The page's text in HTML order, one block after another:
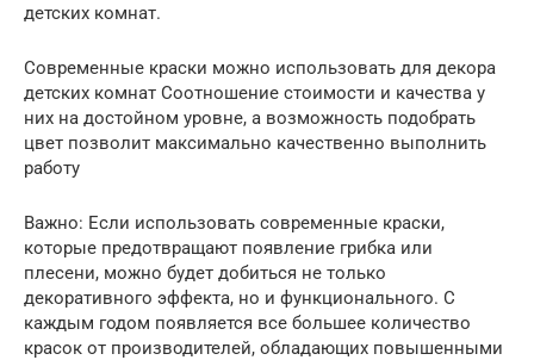
детских комнат.
Современные краски можно использовать для декора
детских комнат Соотношение стоимости и качества у
них на достойном уровне, а возможность подобрать
цвет позволит максимально качественно выполнить
работу
Важно: Если использовать современные краски,
которые предотвращают появление грибка или
плесени, можно будет добиться не только
декоративного эффекта, но и функционального. С
каждым годом появляется все большее количество
красок от производителей, обладающих повышенными